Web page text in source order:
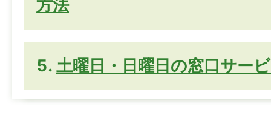
方法
土曜日・日曜日の窓口サー